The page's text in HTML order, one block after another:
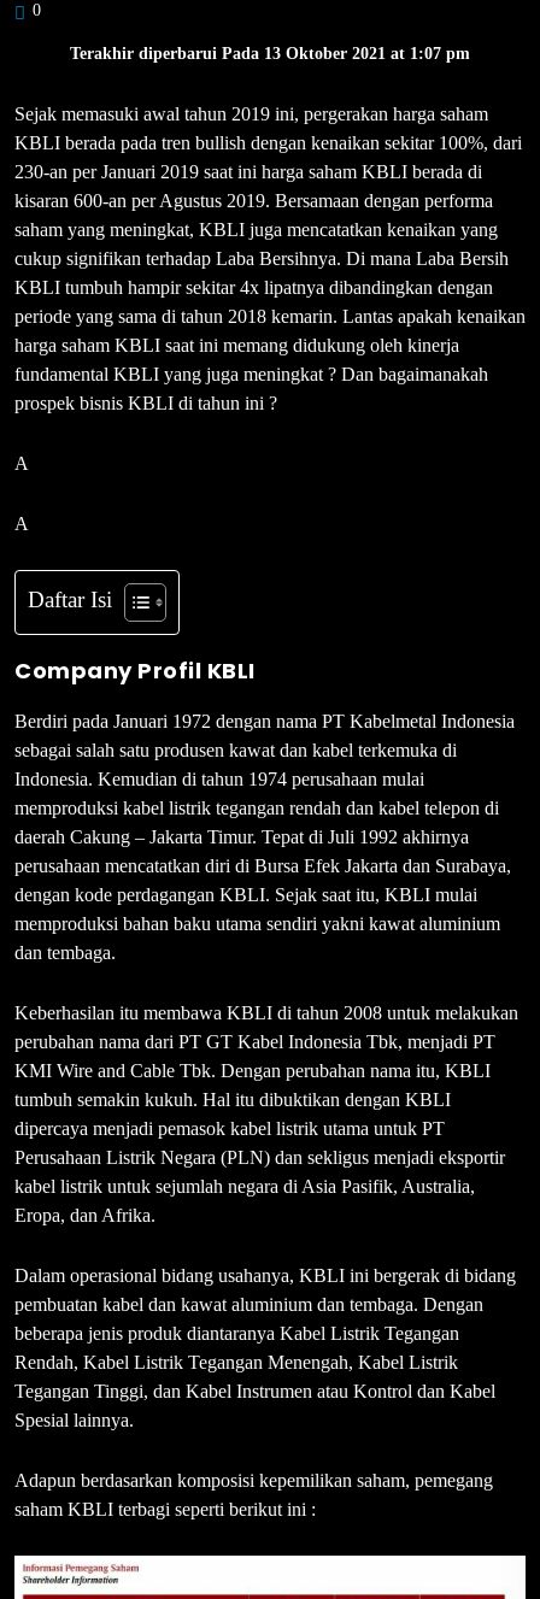
0
Terakhir diperbarui Pada 13 Oktober 2021 at 1:07 pm
Sejak memasuki awal tahun 2019 ini, pergerakan harga saham
KBLI berada pada tren bullish dengan kenaikan sekitar 100%, dari
230-an per Januari 2019 saat ini harga saham KBLI berada di
kisaran 600-an per Agustus 2019. Bersamaan dengan performa
saham yang meningkat, KBLI juga mencatatkan kenaikan yang
cukup signifikan terhadap Laba Bersihnya. Di mana Laba Bersih
KBLI tumbuh hampir sekitar 4x lipatnya dibandingkan dengan
periode yang sama di tahun 2018 kemarin. Lantas apakah kenaikan
harga saham KBLI saat ini memang didukung oleh kinerja
fundamental KBLI yang juga meningkat ? Dan bagaimanakah
prospek bisnis KBLI di tahun ini ?
A
A
Daftar Isi
Company Profil KBLI
Berdiri pada Januari 1972 dengan nama PT Kabelmetal Indonesia
sebagai salah satu produsen kawat dan kabel terkemuka di
Indonesia. Kemudian di tahun 1974 perusahaan mulai
memproduksi kabel listrik tegangan rendah dan kabel telepon di
daerah Cakung – Jakarta Timur. Tepat di Juli 1992 akhirnya
perusahaan mencatatkan diri di Bursa Efek Jakarta dan Surabaya,
dengan kode perdagangan KBLI. Sejak saat itu, KBLI mulai
memproduksi bahan baku utama sendiri yakni kawat aluminium
dan tembaga.
Keberhasilan itu membawa KBLI di tahun 2008 untuk melakukan
perubahan nama dari PT GT Kabel Indonesia Tbk, menjadi PT
KMI Wire and Cable Tbk. Dengan perubahan nama itu, KBLI
tumbuh semakin kukuh. Hal itu dibuktikan dengan KBLI
dipercaya menjadi pemasok kabel listrik utama untuk PT
Perusahaan Listrik Negara (PLN) dan sekligus menjadi eksportir
kabel listrik untuk sejumlah negara di Asia Pasifik, Australia,
Eropa, dan Afrika.
Dalam operasional bidang usahanya, KBLI ini bergerak di bidang
pembuatan kabel dan kawat aluminium dan tembaga. Dengan
beberapa jenis produk diantaranya Kabel Listrik Tegangan
Rendah, Kabel Listrik Tegangan Menengah, Kabel Listrik
Tegangan Tinggi, dan Kabel Instrumen atau Kontrol dan Kabel
Spesial lainnya.
Adapun berdasarkan komposisi kepemilikan saham, pemegang
saham KBLI terbagi seperti berikut ini :